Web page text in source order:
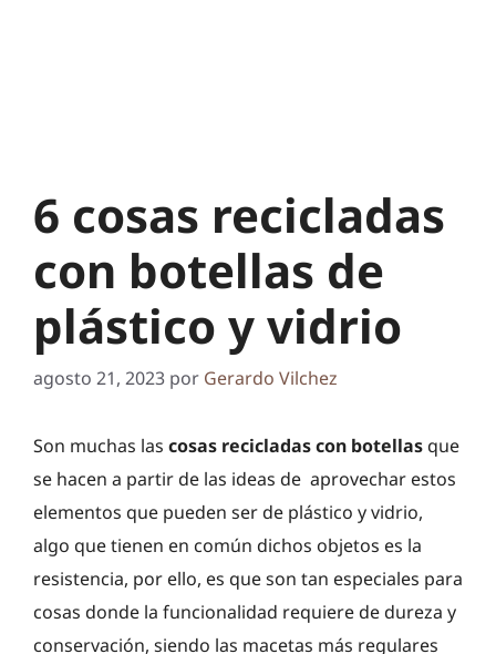
6 cosas recicladas
con botellas de
plástico y vidrio
agosto 21, 2023 por Gerardo Vilchez
Son muchas las cosas recicladas con botellas que
se hacen a partir de las ideas de aprovechar estos
elementos que pueden ser de plástico y vidrio,
algo que tienen en común dichos objetos es la
resistencia, por ello, es que son tan especiales para
cosas donde la funcionalidad requiere de dureza y
conservación, siendo las macetas más regulares